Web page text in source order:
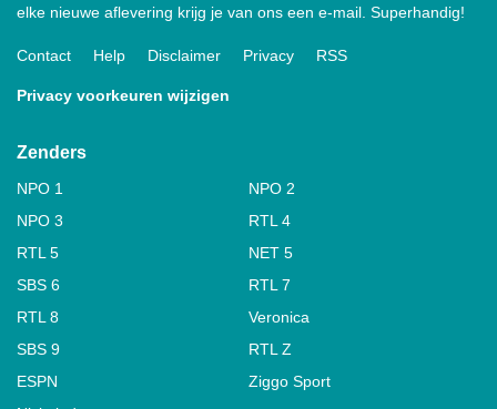
elke nieuwe aflevering krijg je van ons een e-mail. Superhandig!
Contact Help Disclaimer Privacy RSS
Privacy voorkeuren wijzigen
Zenders
NPO 1
NPO 2
NPO 3
RTL 4
RTL 5
NET 5
SBS 6
RTL 7
RTL 8
Veronica
SBS 9
RTL Z
ESPN
Ziggo Sport